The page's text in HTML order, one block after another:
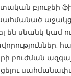
բյուջեի
են սնանկ կամ
բուժման